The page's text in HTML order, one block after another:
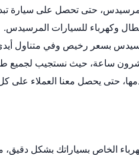
حتى تحصل على سيارة
وكهرباء للسيارات المرسيدس.
بسعر رخيص وفي متناول أيدي
ساعة، حيث نستجيب لجميع
حتى يحصل معنا العملاء على
الخاص بسياراتك بشكل دقيق،